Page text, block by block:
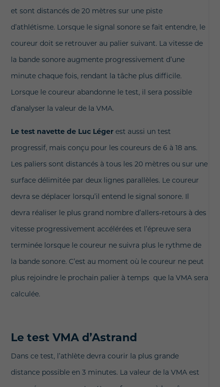
et sont distancés de 20 mètres sur une piste
d’athlétisme. Lorsque le signal sonore se fait entendre, le
coureur doit se retrouver au palier suivant. La vitesse de
la bande sonore augmente progressivement d’une
minute chaque fois, rendant la tâche plus difficile.
Lorsque le coureur abandonne le test, il sera possible
d’analyser la valeur de la VMA.
Le test navette de Luc Léger est aussi un test
progressif, mais conçu pour les coureurs de 6 à 18 ans.
Les paliers sont distancés à tous les 20 mètres ou sur une
surface délimitée par deux lignes parallèles. Le coureur
devra se déplacer lorsqu’il entend le signal sonore. Il
devra réaliser le plus grand nombre d’allers-retours à des
vitesse progressivement accélérées et l’épreuve sera
terminée lorsque le coureur ne suivra plus le rythme de
la bande sonore. C’est au moment où le coureur ne peut
plus rejoindre le prochain palier à temps que la VMA sera
calculée.
Le test VMA d’Astrand
Dans ce test, l’athlète devra courir la plus grande
distance possible en 3 minutes. La valeur de la VMA est